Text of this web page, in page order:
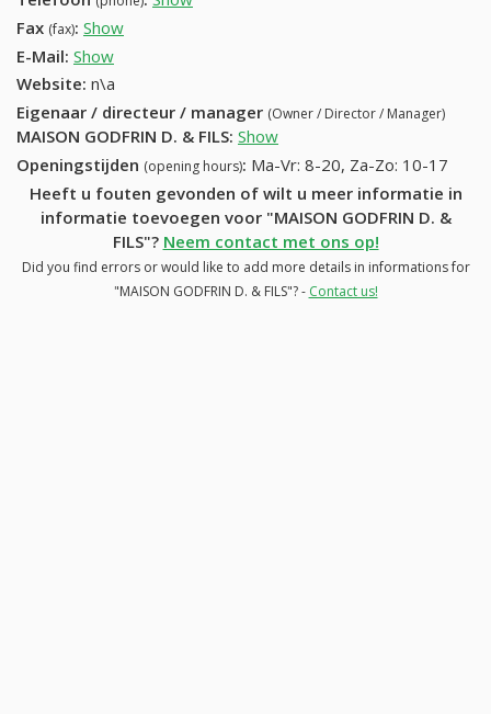
Fax (fax): Show
E-Mail: Show
Website: n\a
Eigenaar / directeur / manager (Owner / Director / Manager)
MAISON GODFRIN D. & FILS: Show
Openingstijden (opening hours): Ma-Vr: 8-20, Za-Zo: 10-17
Heeft u fouten gevonden of wilt u meer informatie in
informatie toevoegen voor "MAISON GODFRIN D. &
FILS"? Neem contact met ons op!
Did you find errors or would like to add more details in informations for
"MAISON GODFRIN D. & FILS"? - Contact us!